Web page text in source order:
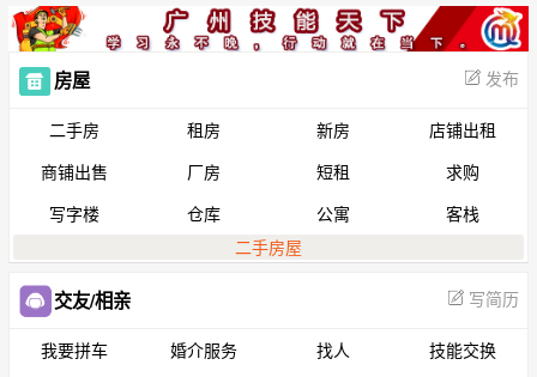
房屋 发布
二手房 租房 新房
店铺出租
商铺出售
厂房 短租
求购
写字楼
仓库 公寓
客栈
二手房屋
交友/相亲 写简历
我要拼车 婚介服务 找人
技能交换